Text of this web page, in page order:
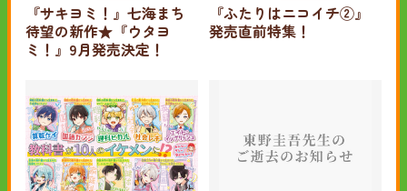
『サキヨミ！』七海まち
待望の新作★『ウタヨ
ミ！』9月発売決定！
『ふたりはニコイチ②』
発売直前特集！